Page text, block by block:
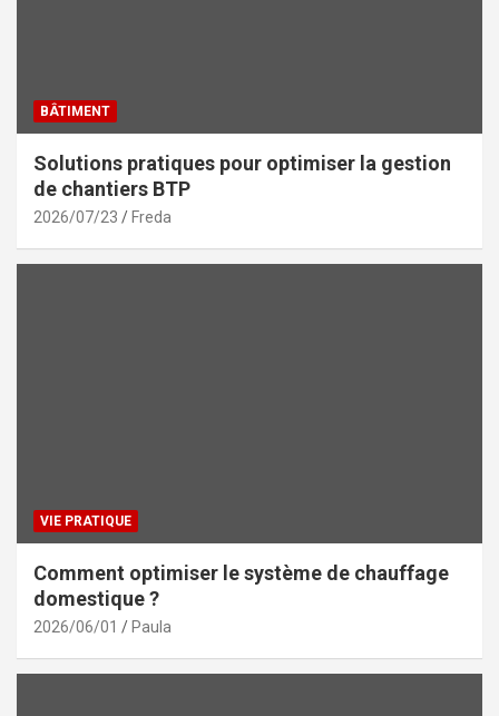
BÂTIMENT
Solutions pratiques pour optimiser la gestion
de chantiers BTP
2026/07/23 Freda
VIE PRATIQUE
Comment optimiser le système de chauffage
domestique ?
2026/06/01 Paula